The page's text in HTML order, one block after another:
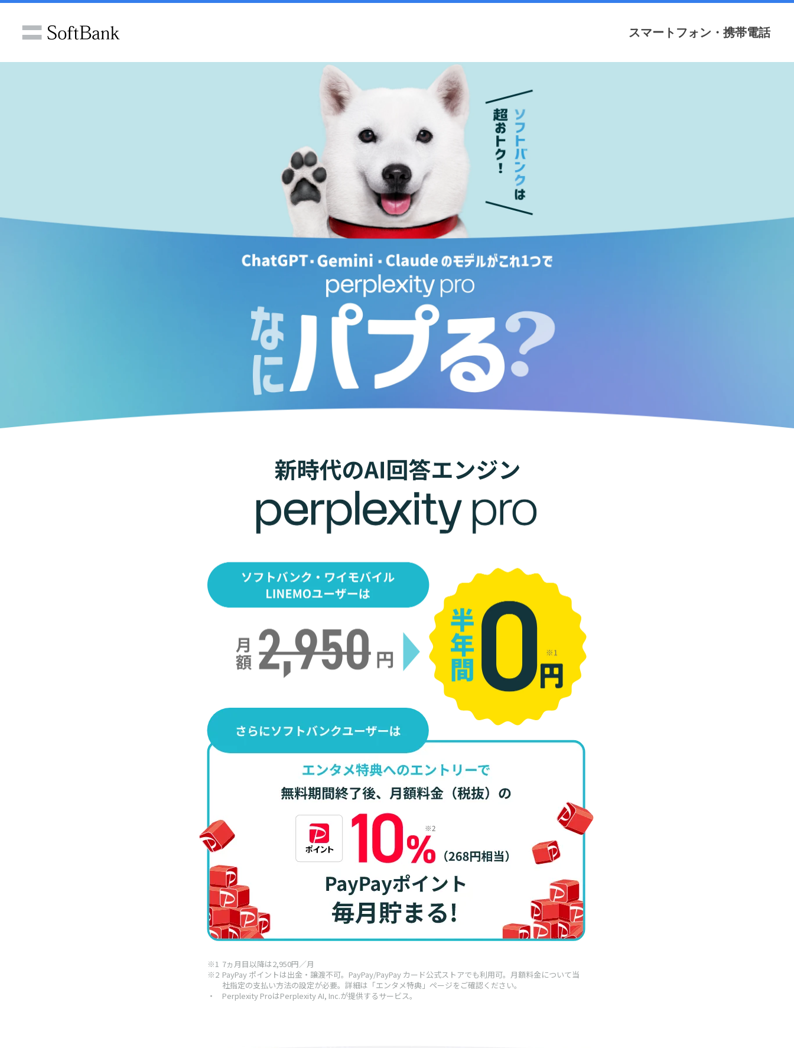
スマートフォン・携帯電話
※1 7ヵ月目以降は2,950円／月
※2 PayPay ポイントは出金・譲渡不可。PayPay/PayPay カード公式ストアでも利用可。月額料金について当
社指定の支払い方法の設定が必要。詳細は「エンタメ特典」ページをご確認ください。
・
Perplexity ProはPerplexity AI, Inc.が提供するサービス。